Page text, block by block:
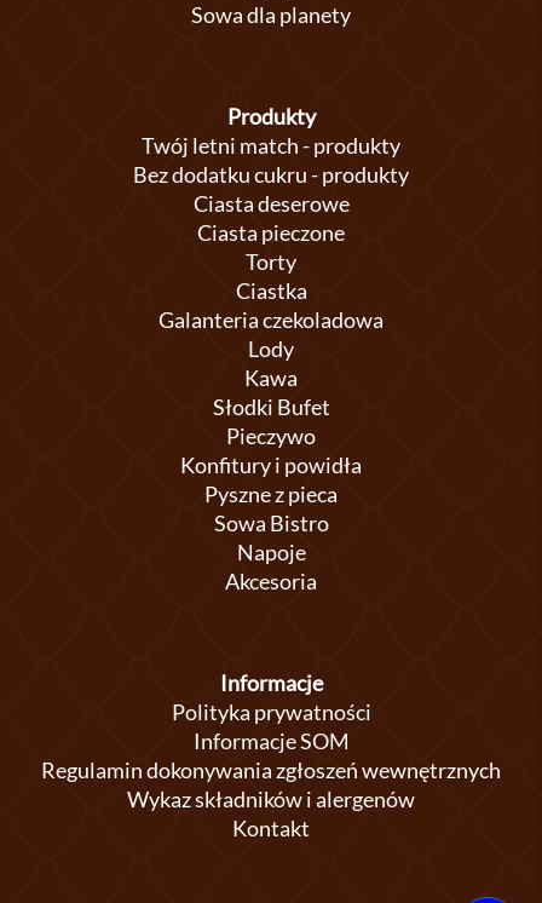
Sowa dla planety
Produkty
Twój letni match - produkty
Bez dodatku cukru - produkty
Ciasta deserowe
Ciasta pieczone
Torty
Ciastka
Galanteria czekoladowa
Lody
Kawa
Słodki Bufet
Pieczywo
Konfitury i powidła
Pyszne z pieca
Sowa Bistro
Napoje
Akcesoria
Informacje
Polityka prywatności
Informacje SOM
Regulamin dokonywania zgłoszeń wewnętrznych
Wykaz składników i alergenów
Kontakt